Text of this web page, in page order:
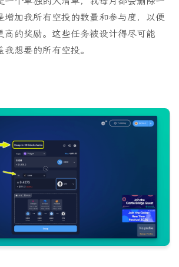
增加我所有空投的数量和参与度，以便
高的奖励。这些任务被设计得尽可能
想要的所有空投。